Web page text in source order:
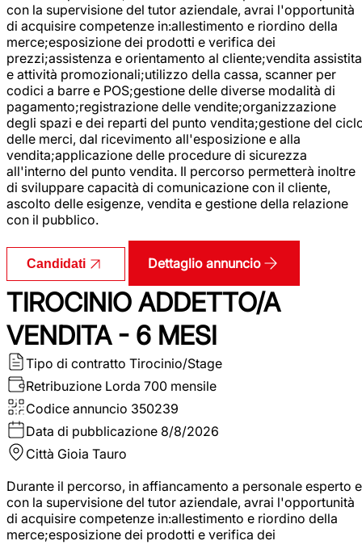
con la supervisione del tutor aziendale, avrai l'opportunità
di acquisire competenze in:allestimento e riordino della
merce;esposizione dei prodotti e verifica dei
prezzi;assistenza e orientamento al cliente;vendita assistita
e attività promozionali;utilizzo della cassa, scanner per
codici a barre e POS;gestione delle diverse modalità di
pagamento;registrazione delle vendite;organizzazione
degli spazi e dei reparti del punto vendita;gestione del
delle merci, dal ricevimento all'esposizione e alla
vendita;applicazione delle procedure di sicurezza
all'interno del punto vendita. Il percorso permetterà inoltre
di sviluppare capacità di comunicazione con il cliente,
ascolto delle esigenze, vendita e gestione della relazione
con il pubblico.
Candidati Dettaglio annuncio
TIROCINIO ADDETTO/A
VENDITA - 6 MESI
Tipo di contratto Tirocinio/Stage
Retribuzione Lorda 700 mensile
Codice annuncio 350239
Data di pubblicazione 8/8/2026
Città Gioia Tauro
Durante il percorso, in affiancamento a personale esperto e
con la supervisione del tutor aziendale, avrai l'opportunità
di acquisire competenze in:allestimento e riordino della
merce;esposizione dei prodotti e verifica dei